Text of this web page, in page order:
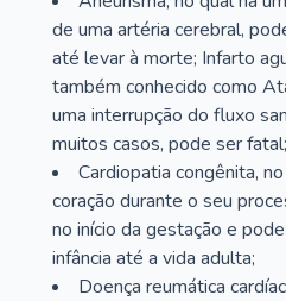
de uma artéria cerebral,
até levar à morte; Infarto
também conhecido como
uma interrupção do fluxo
muitos casos, pode ser fatal;
Cardiopatia congênita,
coração durante o seu
no início da gestação e
infância até a vida adulta;
Doença reumática